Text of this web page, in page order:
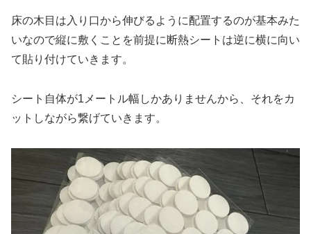
床の木目は入り口から伸びるように配置するのが基本みた
いなので縦に敷くことを前提に断熱シートは逆に横に向い
て貼り付けていきます。
シート自体が1メートル幅しかありませんから、それをカ
ットしながら繋げていきます。